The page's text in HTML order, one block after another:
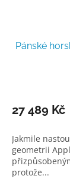
Pánské
27 489 Kč
Jakmile
geometrii
protože...